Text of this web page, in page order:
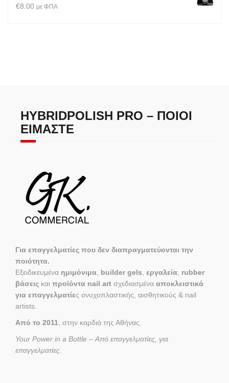
€8.00 με ΦΠΑ
HYBRIDPOLISH PRO – ΠΟΙΟΙ
ΕΊΜΑΣΤΕ
Για επαγγελματίες που δεν διαπραγματεύονται την
ποιότητα.
Εξειδικευμένα ημιμόνιμα, builder gels, εργαλεία, rubber
βάσεις και προϊόντα nail art σχεδιασμένα αποκλειστικά
για επαγγελματίες ονυχοπλαστικής, αισθητικούς & nail
artists.
Από το 2011, στην καρδιά της Αθήνας.
Your Power in a Bottle – Από επαγγελματίες, για
επαγγελματίες.